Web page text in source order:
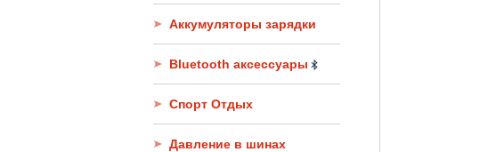
Аккумуляторы зарядки
Bluetooth аксессуары
Спорт Отдых
Давление в шинах